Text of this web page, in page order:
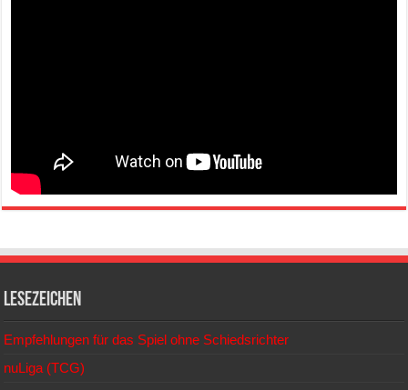
Lesezeichen
Empfehlungen für das Spiel ohne Schiedsrichter
nuLiga (TCG)